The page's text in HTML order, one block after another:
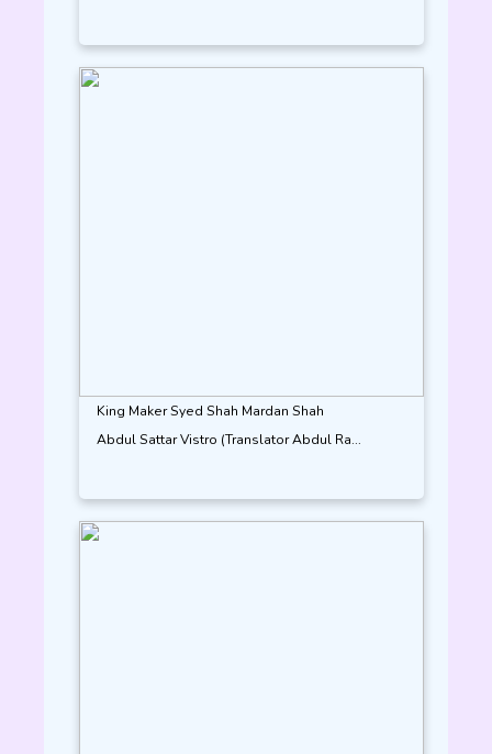
King Maker Syed Shah Mardan Shah
Abdul Sattar Vistro (Translator Abdul Ra...